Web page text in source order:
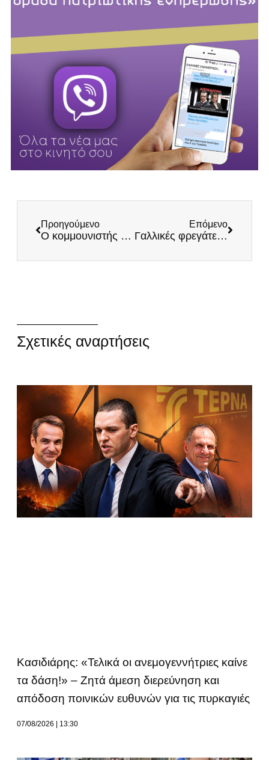
Προηγούμενο
Ο κομμουνιστής Θεοδωρικάκος και η κατάληξή του στον γαλάζιο ΣΥΡΙΖΑ!
Επόμενο
Γαλλικές φρεγάτες και πολιτική – Σχολιάζει ο Ναύαρχος Παναγιωτόπουλος
Σχετικές αναρτήσεις
Κασιδιάρης: «Τελικά οι ανεμογεννήτριες καίνε
τα δάση!» – Ζητά άμεση διερεύνηση και
απόδοση ποινικών ευθυνών για τις πυρκαγιές
07/08/2026 13:30